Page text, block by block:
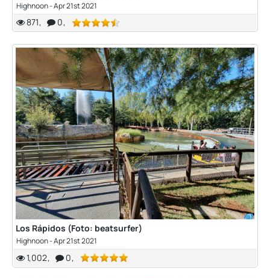
Highnoon-Apr 21st 2021
871 0
Los Rápidos (Foto: beatsurfer)
Highnoon-Apr 21st 2021
1,002 0